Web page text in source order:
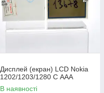
Дисплей (екран) LCD Nokia
1202/1203/1280 C ААА
В наявності